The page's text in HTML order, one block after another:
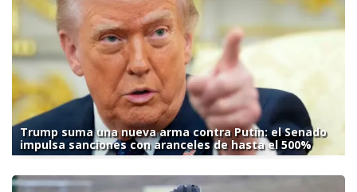
Trump suma una nueva arma contra Putin: el Senado
impulsa sanciones con aranceles de hasta el 500%